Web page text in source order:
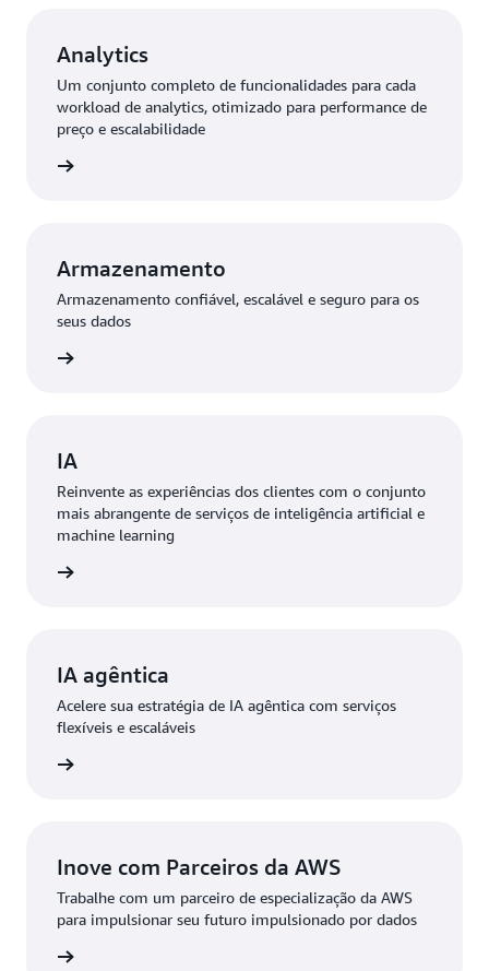
Analytics
Um conjunto completo de funcionalidades para cada
workload de analytics, otimizado para performance de
preço e escalabilidade
Armazenamento
Armazenamento confiável, escalável e seguro para os
seus dados
IA
Reinvente as experiências dos clientes com o conjunto
mais abrangente de serviços de inteligência artificial e
machine learning
IA agêntica
Acelere sua estratégia de IA agêntica com serviços
flexíveis e escaláveis
Inove com Parceiros da AWS
Trabalhe com um parceiro de especialização da AWS
para impulsionar seu futuro impulsionado por dados